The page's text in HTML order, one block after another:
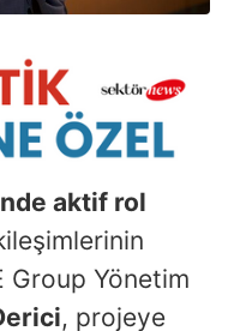
aktif rol
Group Yönetim
, projeye